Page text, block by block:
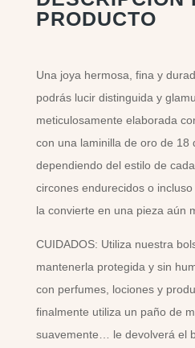
PRODUCTO
Una joya hermosa, fina y
podrás lucir distinguida y
meticulosamente elaborada
con una laminilla de oro de 18
dependiendo del estilo de
circones endurecidos o
la convierte en una pieza aún
CUIDADOS: Utiliza nuestra
mantenerla protegida y sin
con perfumes, lociones y
finalmente utiliza un paño de
suavemente… le devolverá el